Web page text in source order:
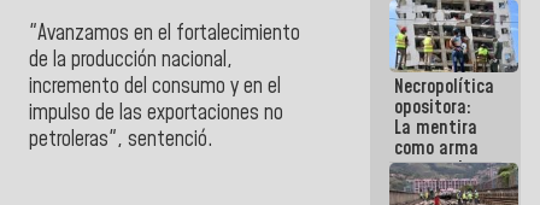
"Avanzamos en el fortalecimiento
de la producción nacional,
incremento del consumo y en el
impulso de las exportaciones no
petroleras", sentenció.
para
optimizar
manejo de
escombros
en La Guaira
Necropolítica
opositora:
La mentira
como arma
contra el
Pueblo